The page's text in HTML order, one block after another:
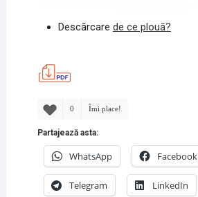
Descărcare de ce plouă?
0 Îmi place!
Partajează asta:
WhatsApp Facebook
Telegram LinkedIn